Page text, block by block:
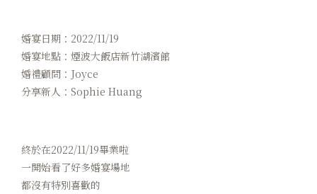
婚宴日期：2022/11/19
婚宴地點：煙波大飯店新竹湖濱館
婚禮顧問：Joyce
分享新人：Sophie Huang
終於在2022/11/19畢業啦
一開始看了好多婚宴場地
都沒有特別喜歡的